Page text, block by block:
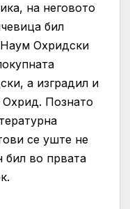
на неговото
бил
Охридски
а изградил и
Охрид. Познато
се уште не
бил во првата